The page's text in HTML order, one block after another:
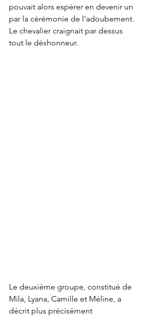
pouvait alors espérer en devenir un
par la cérémonie de l'adoubement.
Le chevalier craignait par dessus
tout le déshonneur.
Le deuxième groupe, constitué de
Mila, Lyana, Camille et Méline, a
décrit plus précisément